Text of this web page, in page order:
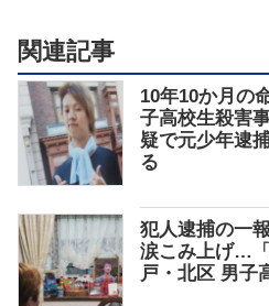
関連記事
10年10か月
子高校生殺害
疑で元少年逮
る
犯人逮捕の一
涙こみ上げ…
戸・北区 男子